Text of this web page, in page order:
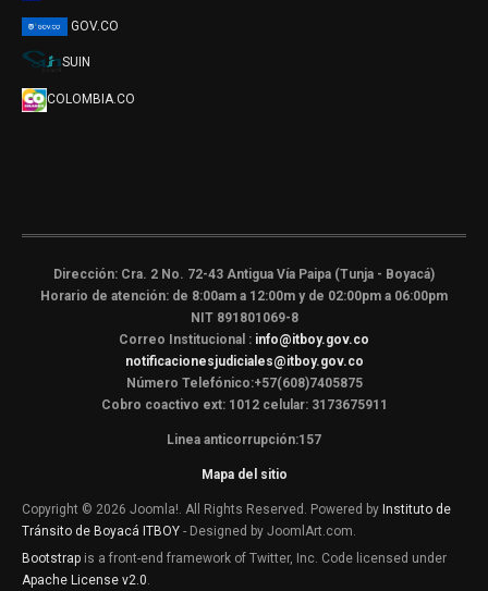
GOV.CO
SUIN
COLOMBIA.CO
Dirección: Cra. 2 No. 72-43 Antigua Vía Paipa (Tunja - Boyacá)
Horario de atención: de 8:00am a 12:00m y de 02:00pm a 06:00pm
NIT 891801069-8
Correo Institucional : info@itboy.gov.co
notificacionesjudiciales@itboy.gov.co
Número Telefónico:+57(608)7405875
Cobro coactivo ext: 1012 celular: 3173675911
Linea anticorrupción:157
Mapa del sitio
Copyright © 2026 Joomla!. All Rights Reserved. Powered by Instituto de
Tránsito de Boyacá ITBOY - Designed by JoomlArt.com.
Bootstrap is a front-end framework of Twitter, Inc. Code licensed under
Apache License v2.0.